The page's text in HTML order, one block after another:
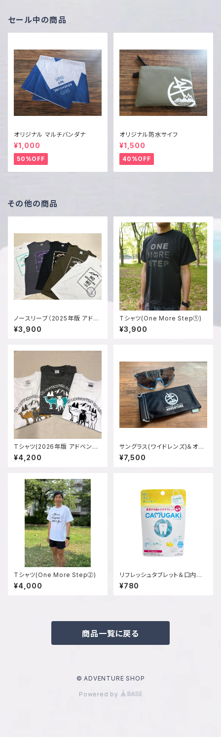
セール中の商品
オリジナル マルチバンダナ
¥1,000
50%OFF
オリジナル防水サイフ
¥1,500
40%OFF
その他の商品
ノースリーブ（2025年版 アドベ
ンチャー）
¥3,900
Tシャツ(One More Step①)
¥3,900
Tシャツ(2026年版 アドベンチ
ャー)
¥4,200
サングラス(ワイドレンズ)＆オリ
ジナル巾着付
¥7,500
Tシャツ(One More Step②)
¥4,000
リフレッシュタブレット＆口内ケ
ア
¥780
商品一覧に戻る
© ADVENTURE SHOP
Powered by